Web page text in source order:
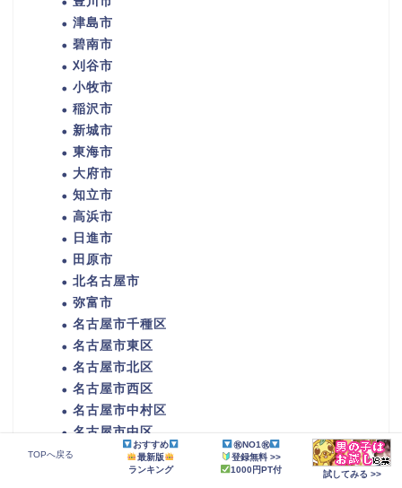
津島市
碧南市
刈谷市
小牧市
稲沢市
新城市
東海市
大府市
知立市
高浜市
日進市
田原市
北名古屋市
弥富市
名古屋市千種区
名古屋市東区
名古屋市北区
名古屋市西区
名古屋市中村区
名古屋市中区
名古屋市昭和区
名古屋市瑞穂区
TOPへ戻る
おすすめ
最新版
ランキング
㊗NO1㊗
登録無料 >>
1000円PT付
試してみる >>